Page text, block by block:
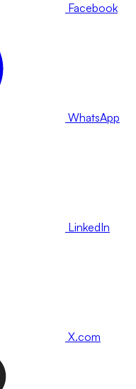
Facebook
WhatsApp
LinkedIn
X.com